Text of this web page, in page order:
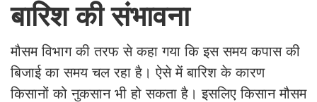
बारिश की संभावना
मौसम विभाग की तरफ से कहा गया ​कि इस समय कपास की
बिजाई का समय चल रहा है। ऐसे में बारिश के कारण
किसानों को नुकसान भी हो सकता है। इसलिए किसान मौसम